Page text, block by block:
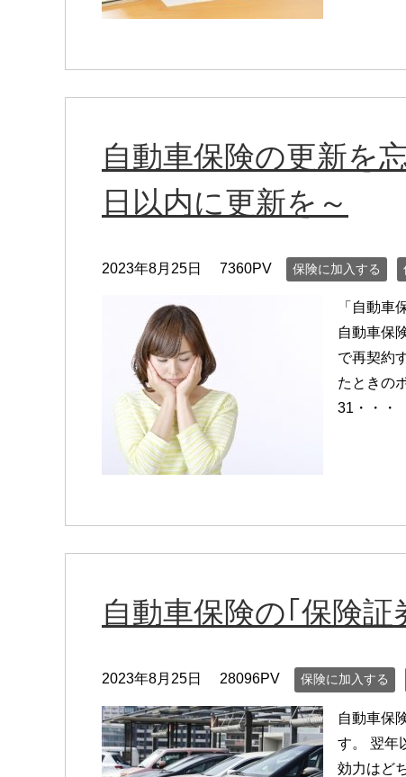
自動車保険の更新を
日以内に更新を～
2023年8月25日 7360PV 保険に加入する
「自動車
自動車保
で再契約
たときの
31・・・
自動車保険の｢保険
2023年8月25日 28096PV 保険に加入する
自動車保
す。 翌年
効力はど